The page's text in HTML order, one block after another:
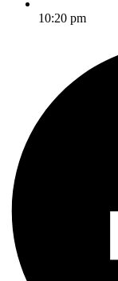
10:20 pm